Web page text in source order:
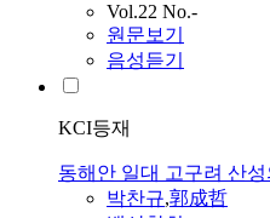
Vol.22 No.-
원문보기
음성듣기
KCI등재
동해안 일대 고구려 산
박찬규,郭成哲